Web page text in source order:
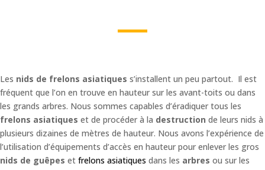
Les nids de frelons asiatiques s’installent un peu partout. Il est
fréquent que l’on en trouve en hauteur sur les avant-toits ou dans
les grands arbres. Nous sommes capables d’éradiquer tous les
frelons asiatiques et de procéder à la destruction de leurs nids à
plusieurs dizaines de mètres de hauteur. Nous avons l’expérience de
l’utilisation d’équipements d’accès en hauteur pour enlever les gros
nids de guêpes et frelons asiatiques dans les arbres ou sur les